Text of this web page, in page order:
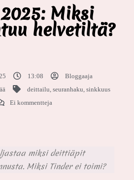
Miksi
helvetiltä?
13:08
Bloggaaja
deittailu seuranhaku sinkkuus
Ei kommentteja
miksi deittiäpit
Miksi Tinder ei toimi?